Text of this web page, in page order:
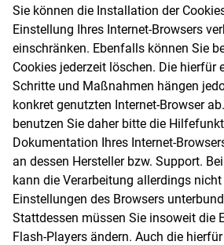
Sie können die Installation der
Einstellung Ihres Internet-Browsers
einschränken. Ebenfalls können Sie
Cookies jederzeit löschen. Die hierfür
Schritte und Maßnahmen hängen
konkret genutzten Internet-Browser
benutzen Sie daher bitte die
Dokumentation Ihres Internet-
an dessen Hersteller bzw. Support.
kann die Verarbeitung allerdings
Einstellungen des Browsers
Stattdessen müssen Sie insoweit die
Flash-Players ändern. Auch die